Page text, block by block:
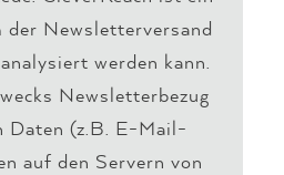
Newsletterversand
werden kann.
Newsletterbezug
Daten (z.B. E-Mail-
auf den Servern von